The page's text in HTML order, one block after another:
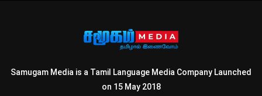
Samugam Media is a Tamil Language Media Company Launched
on 15 May 2018